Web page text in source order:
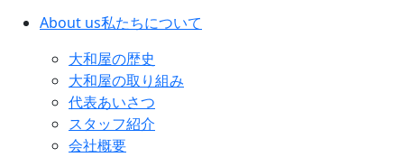
About us私たちについて
大和屋の歴史
大和屋の取り組み
代表あいさつ
スタッフ紹介
会社概要